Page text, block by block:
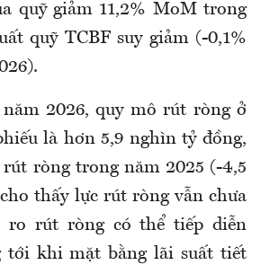
quỹ giảm 11,2% MoM trong
quỹ TCBF suy giảm (-0,1%
2026, quy mô rút ròng ở
là hơn 5,9 nghìn tỷ đồng,
rút ròng trong năm 2025 (-4,5
thấy lực rút ròng vẫn chưa
ro rút ròng có thể tiếp diễn
tới khi mặt bằng lãi suất tiết